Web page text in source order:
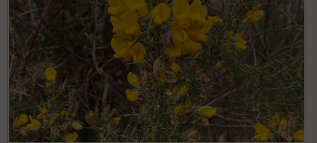
ri
v
e
C
ou
le
ur